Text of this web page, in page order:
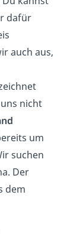
dafür
auch aus,
nicht
um
suchen
Der
dem